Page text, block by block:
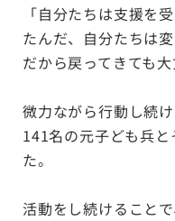
「自分たちは支援を
たんだ、自分たちは変
だから戻ってきても大
微力ながら行動し続
141名の元子ども兵
た。
活動をし続けること